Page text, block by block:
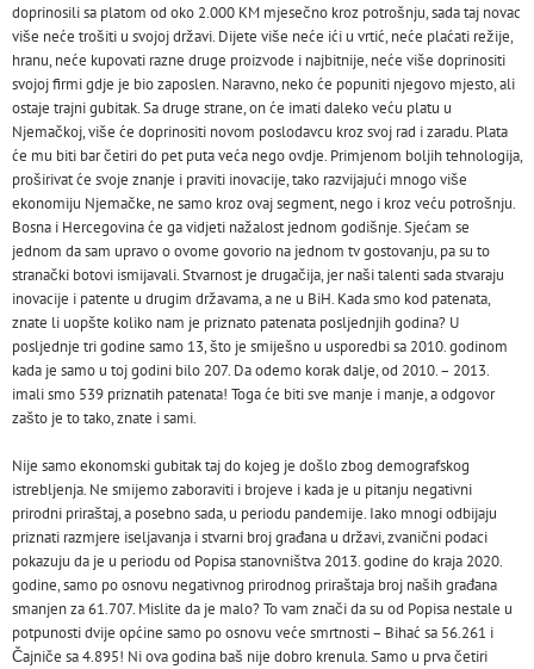
doprinosili sa platom od oko 2.000 KM mjesečno kroz potrošnju, sada taj novac
više neće trošiti u svojoj državi. Dijete više neće ići u vrtić, neće plaćati režije,
hranu, neće kupovati razne druge proizvode i najbitnije, neće više doprinositi
svojoj firmi gdje je bio zaposlen. Naravno, neko će popuniti njegovo mjesto, ali
ostaje trajni gubitak. Sa druge strane, on će imati daleko veću platu u
Njemačkoj, više će doprinositi novom poslodavcu kroz svoj rad i zaradu. Plata
će mu biti bar četiri do pet puta veća nego ovdje. Primjenom boljih tehnologija,
proširivat će svoje znanje i praviti inovacije, tako razvijajući mnogo više
ekonomiju Njemačke, ne samo kroz ovaj segment, nego i kroz veću potrošnju.
Bosna i Hercegovina će ga vidjeti nažalost jednom godišnje. Sjećam se
jednom da sam upravo o ovome govorio na jednom tv gostovanju, pa su to
stranački botovi ismijavali. Stvarnost je drugačija, jer naši talenti sada stvaraju
inovacije i patente u drugim državama, a ne u BiH. Kada smo kod patenata,
znate li uopšte koliko nam je priznato patenata posljednjih godina? U
posljednje tri godine samo 13, što je smiješno u usporedbi sa 2010. godinom
kada je samo u toj godini bilo 207. Da odemo korak dalje, od 2010. – 2013.
imali smo 539 priznatih patenata! Toga će biti sve manje i manje, a odgovor
zašto je to tako, znate i sami.
Nije samo ekonomski gubitak taj do kojeg je došlo zbog demografskog
istrebljenja. Ne smijemo zaboraviti i brojeve i kada je u pitanju negativni
prirodni priraštaj, a posebno sada, u periodu pandemije. Iako mnogi odbijaju
priznati razmjere iseljavanja i stvarni broj građana u državi, zvanični podaci
pokazuju da je u periodu od Popisa stanovništva 2013. godine do kraja 2020.
godine, samo po osnovu negativnog prirodnog priraštaja broj naših građana
smanjen za 61.707. Mislite da je malo? To vam znači da su od Popisa nestale u
potpunosti dvije općine samo po osnovu veće smrtnosti – Bihać sa 56.261 i
Čajniče sa 4.895! Ni ova godina baš nije dobro krenula. Samo u prva četiri